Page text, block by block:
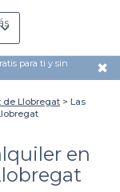
para ti y sin ✖
de Llobregat
Las
en